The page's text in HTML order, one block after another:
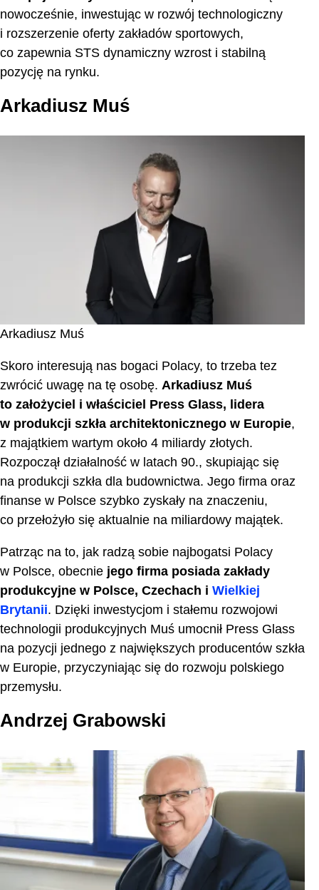
nowocześnie, inwestując w rozwój technologiczny
i rozszerzenie oferty zakładów sportowych,
co zapewnia STS dynamiczny wzrost i stabilną
pozycję na rynku.
Arkadiusz Muś
Arkadiusz Muś
Skoro interesują nas bogaci Polacy, to trzeba tez
zwrócić uwagę na tę osobę. Arkadiusz Muś
to założyciel i właściciel Press Glass, lidera
w produkcji szkła architektonicznego w Europie,
z majątkiem wartym około 4 miliardy złotych.
Rozpoczął działalność w latach 90., skupiając się
na produkcji szkła dla budownictwa. Jego firma oraz
finanse w Polsce szybko zyskały na znaczeniu,
co przełożyło się aktualnie na miliardowy majątek.
Patrząc na to, jak radzą sobie najbogatsi Polacy
w Polsce, obecnie jego firma posiada zakłady
produkcyjne w Polsce, Czechach i Wielkiej
Brytanii. Dzięki inwestycjom i stałemu rozwojowi
technologii produkcyjnych Muś umocnił Press Glass
na pozycji jednego z największych producentów szkła
w Europie, przyczyniając się do rozwoju polskiego
przemysłu.
Andrzej Grabowski